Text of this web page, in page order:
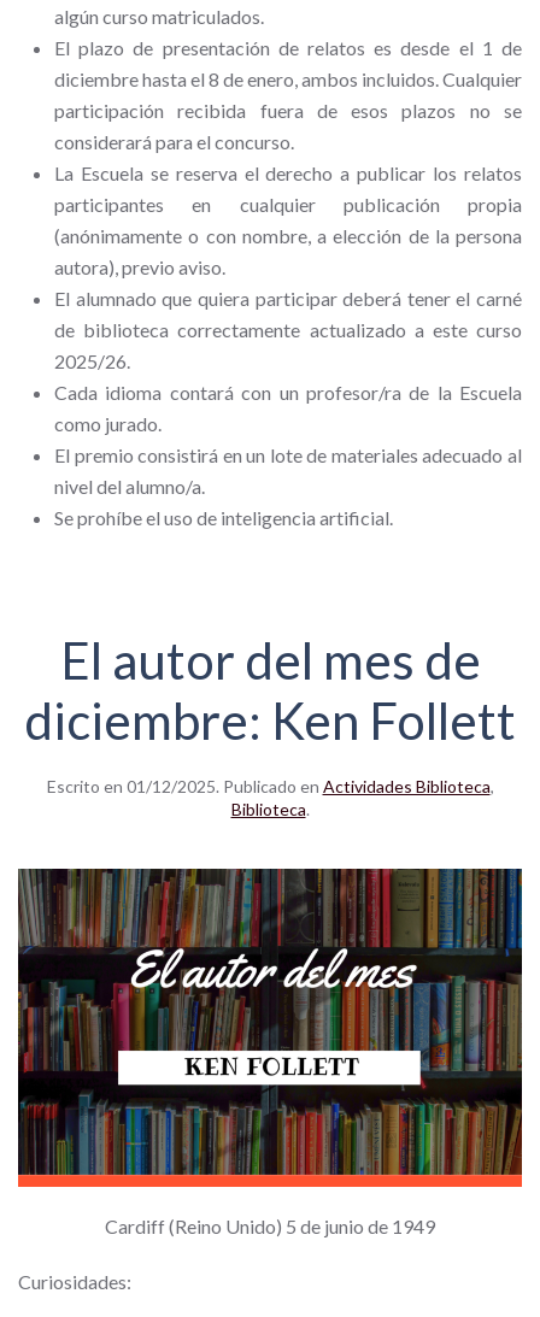
algún curso matriculados.
El plazo de presentación de relatos es desde el 1 de
diciembre hasta el 8 de enero, ambos incluidos. Cualquier
participación recibida fuera de esos plazos no se
considerará para el concurso.
La Escuela se reserva el derecho apublicar los relatos
participantes en cualquier publicación propia
(anónimamente o con nombre, a elección de la persona
autora), previo aviso.
El alumnado que quiera participar deberá tener el carné
de biblioteca correctamente actualizado a este curso
2025/26.
Cada idioma contará con un profesor/ra de la Escuela
como jurado.
El premio consistirá en un lote de materiales adecuado al
nivel del alumno/a.
Se prohíbe el uso de inteligencia artificial.
El autor del mes de
diciembre: Ken Follett
Escrito en 01/12/2025. Publicado en Actividades Biblioteca,
Biblioteca.
Cardiff (Reino Unido) 5 de junio de 1949
Curiosidades: